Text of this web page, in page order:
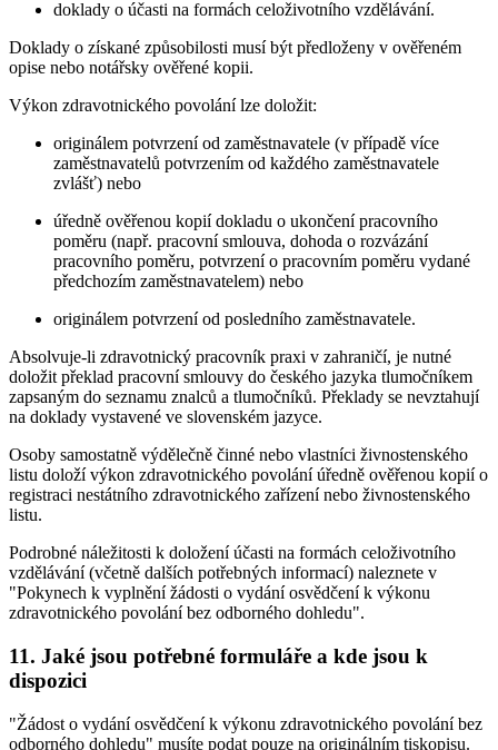
doklady o účasti na formách celoživotního vzdělávání.
Doklady o získané způsobilosti musí být předloženy v ověřeném
opise nebo notářsky ověřené kopii.
Výkon zdravotnického povolání lze doložit:
originálem potvrzení od zaměstnavatele (v případě více
zaměstnavatelů potvrzením od každého zaměstnavatele
zvlášť) nebo
úředně ověřenou kopií dokladu o ukončení pracovního
poměru (např. pracovní smlouva, dohoda o rozvázání
pracovního poměru, potvrzení o pracovním poměru vydané
předchozím zaměstnavatelem) nebo
originálem potvrzení od posledního zaměstnavatele.
Absolvuje-li zdravotnický pracovník praxi v zahraničí, je nutné
doložit překlad pracovní smlouvy do českého jazyka tlumočníkem
zapsaným do seznamu znalců a tlumočníků. Překlady se nevztahují
na doklady vystavené ve slovenském jazyce.
Osoby samostatně výdělečně činné nebo vlastníci živnostenského
listu doloží výkon zdravotnického povolání úředně ověřenou kopií o
registraci nestátního zdravotnického zařízení nebo živnostenského
listu.
Podrobné náležitosti k doložení účasti na formách celoživotního
vzdělávání (včetně dalších potřebných informací) naleznete v
"Pokynech k vyplnění žádosti o vydání osvědčení k výkonu
zdravotnického povolání bez odborného dohledu".
11. Jaké jsou potřebné formuláře a kde jsou k
dispozici
"Žádost o vydání osvědčení k výkonu zdravotnického povolání bez
odborného dohledu" musíte podat pouze na originálním tiskopisu.